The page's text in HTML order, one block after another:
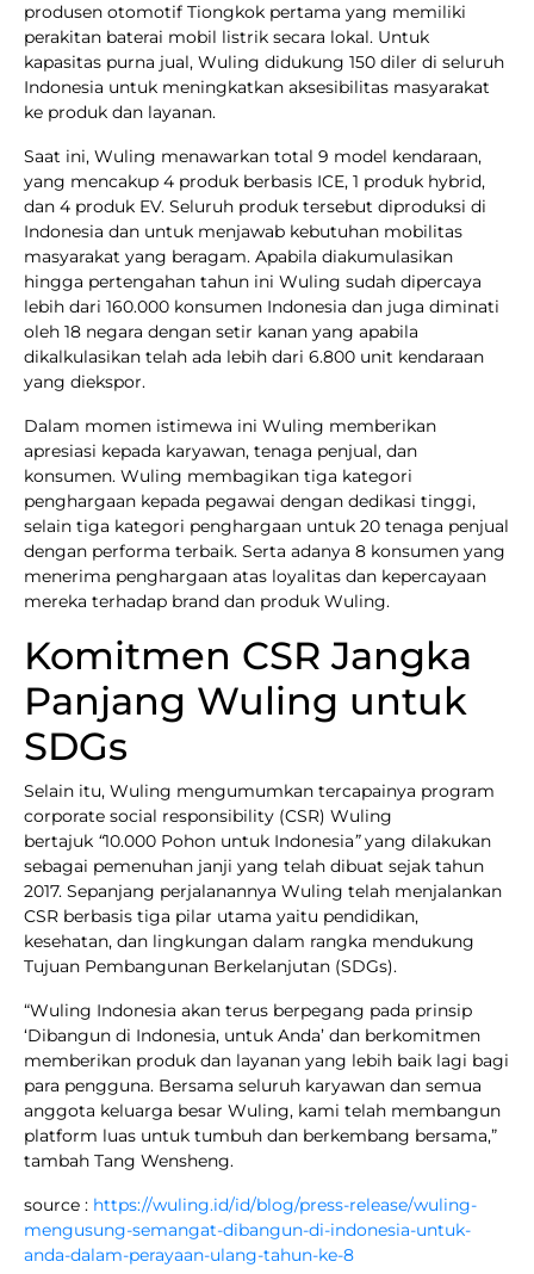
produsen otomotif Tiongkok pertama yang memiliki
perakitan baterai mobil listrik secara lokal. Untuk
kapasitas purna jual, Wuling didukung 150 diler di seluruh
Indonesia untuk meningkatkan aksesibilitas masyarakat
ke produk dan layanan.
Saat ini, Wuling menawarkan total 9 model kendaraan,
yang mencakup 4 produk berbasis ICE, 1 produk hybrid,
dan 4 produk EV. Seluruh produk tersebut diproduksi di
Indonesia dan untuk menjawab kebutuhan mobilitas
masyarakat yang beragam. Apabila diakumulasikan
hingga pertengahan tahun ini Wuling sudah dipercaya
lebih dari 160.000 konsumen Indonesia dan juga diminati
oleh 18 negara dengan setir kanan yang apabila
dikalkulasikan telah ada lebih dari 6.800 unit kendaraan
yang diekspor.
Dalam momen istimewa ini Wuling memberikan
apresiasi kepada karyawan, tenaga penjual, dan
konsumen. Wuling membagikan tiga kategori
penghargaan kepada pegawai dengan dedikasi tinggi,
selain tiga kategori penghargaan untuk 20 tenaga penjual
dengan performa terbaik. Serta adanya 8 konsumen yang
menerima penghargaan atas loyalitas dan kepercayaan
mereka terhadap brand dan produk Wuling.
Komitmen CSR Jangka
Panjang Wuling untuk
SDGs
Selain itu, Wuling mengumumkan tercapainya program
corporate social responsibility (CSR) Wuling
bertajuk “10.000 Pohon untuk Indonesia”yang dilakukan
sebagai pemenuhan janji yang telah dibuat sejak tahun
2017. Sepanjang perjalanannya Wuling telah menjalankan
CSR berbasis tiga pilar utama yaitu pendidikan,
kesehatan, dan lingkungan dalam rangka mendukung
Tujuan Pembangunan Berkelanjutan (SDGs).
“Wuling Indonesia akan terus berpegang pada prinsip
‘Dibangun di Indonesia, untuk Anda’ dan berkomitmen
memberikan produk dan layanan yang lebih baik lagi bagi
para pengguna. Bersama seluruh karyawan dan semua
anggota keluarga besar Wuling, kami telah membangun
platform luas untuk tumbuh dan berkembang bersama,”
tambah Tang Wensheng.
source : https://wuling.id/id/blog/press-release/wuling-
mengusung-semangat-dibangun-di-indonesia-untuk-
anda-dalam-perayaan-ulang-tahun-ke-8